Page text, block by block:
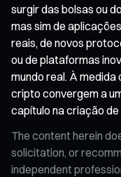
surgir das bolsas ou
mas sim de
reais, de novos
ou de plataformas
mundo real. À
cripto convergem a
capítulo na criação de
The content herein
solicitation, or
independent